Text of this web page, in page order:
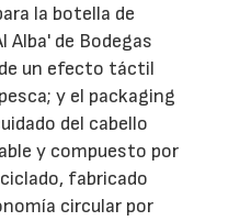
la botella de
Alba' de Bodegas
un efecto táctil
y el packaging
del cabello
y compuesto por
fabricado
circular por